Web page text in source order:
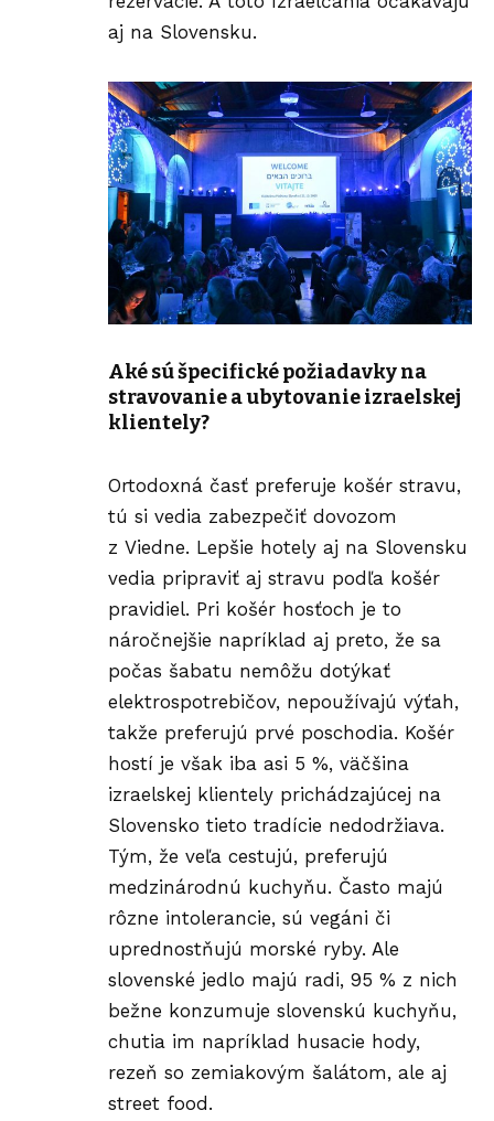
aj na Slovensku.
Aké sú špecifické požiadavky na
stravovanie a ubytovanie izraelskej
klientely?
Ortodoxná časť preferuje košér stravu,
tú si vedia zabezpečiť dovozom
z Viedne. Lepšie hotely aj na Slovensku
vedia pripraviť aj stravu podľa košér
pravidiel. Pri košér hosťoch je to
náročnejšie napríklad aj preto, že sa
počas šabatu nemôžu dotýkať
elektrospotrebičov, nepoužívajú výťah,
takže preferujú prvé poschodia. Košér
hostí je však iba asi 5 %, väčšina
izraelskej klientely prichádzajúcej na
Slovensko tieto tradície nedodržiava.
Tým, že veľa cestujú, preferujú
medzinárodnú kuchyňu. Často majú
rôzne intolerancie, sú vegáni či
uprednostňujú morské ryby. Ale
slovenské jedlo majú radi, 95 % z nich
bežne konzumuje slovenskú kuchyňu,
chutia im napríklad husacie hody,
rezeň so zemiakovým šalátom, ale aj
street food.